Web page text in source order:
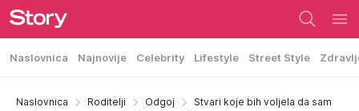
Naslovnica Najnovije Celebrity Lifestyle Street Style
Naslovnica Roditelji Odgoj
Stvari koje bih voljela da sam